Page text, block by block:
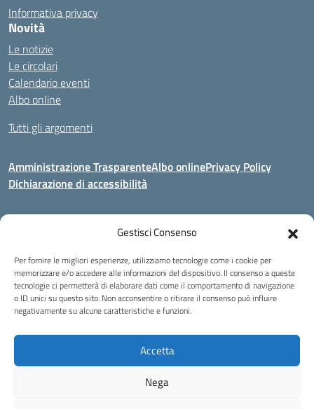
Gestisci Consenso
Per fornire le migliori esperienze, utilizziamo tecnologie come i cookie per
memorizzare e/o accedere alle informazioni del dispositivo. Il consenso a queste
tecnologie ci permetterà di elaborare dati come il comportamento di navigazione
o ID unici su questo sito. Non acconsentire o ritirare il consenso può influire
negativamente su alcune caratteristiche e funzioni.
Accetta
Nega
Informativa privacy
Novità
Le notizie
Le circolari
Calendario eventi
Albo online
Tutti gli argomenti
Amministrazione TrasparenteAlbo onlinePrivacy Policy
Dichiarazione di accessibilità
Via Corridoni 34/36 Milano
Posta elettronica certificata (PEC):miic8de001@pec.istruzione.it
Codice fiscale: 80124970155
Istituto Omnicomprensivo Musicale Statale
Via Corridoni 34/36 Milano | Tel. 02 88446647 Fax 02-88.440.328
miic8de001@istruzione.it | miic8de001@pec.istruzione.it
C.F. 80124970155